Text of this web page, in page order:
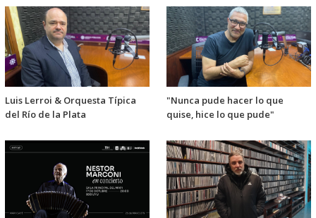
Luis Lerroi & Orquesta Típica
del Río de la Plata
"Nunca pude hacer lo que
quise, hice lo que pude"